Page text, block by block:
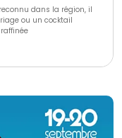
dans la région, il
ou un cocktail